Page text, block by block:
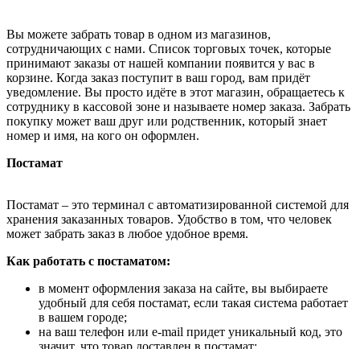
Вы можете забрать товар в одном из магазинов,
сотрудничающих с нами. Список торговых точек, которые
принимают заказы от нашей компании появится у вас в
корзине. Когда заказ поступит в ваш город, вам придёт
уведомление. Вы просто идёте в этот магазин, обращаетесь к
сотруднику в кассовой зоне и называете номер заказа. Забрать
покупку может ваш друг или родственник, который знает
номер и имя, на кого он оформлен.
Постамат
Постамат – это терминал с автоматизированной системой для
хранения заказанных товаров. Удобство в том, что человек
может забрать заказ в любое удобное время.
Как работать с постаматом:
в момент оформления заказа на сайте, вы выбираете
удобный для себя постамат, если такая система работает
в вашем городе;
на ваш телефон или e-mail придет уникальный код, это
значит, что товар доставлен в постамат;